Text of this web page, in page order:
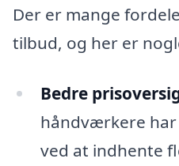
Der er mange
tilbud, og her er
Bedre
håndværkere har
ved at indhente